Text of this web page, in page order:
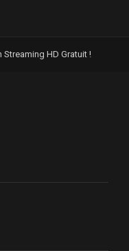
Streaming HD Gratuit !